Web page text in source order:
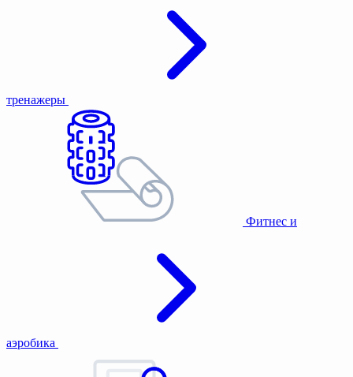
тренажеры
Фитнес и
аэробика